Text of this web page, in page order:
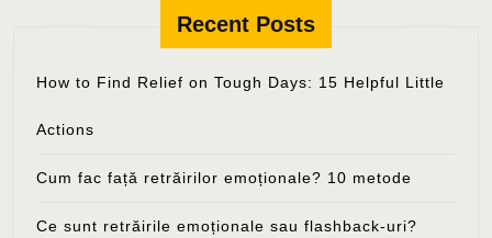
Recent Posts
How to Find Relief on Tough Days: 15 Helpful Little
Actions
Cum fac față retrăirilor emoționale? 10 metode
Ce sunt retrăirile emoționale sau flashback-uri?